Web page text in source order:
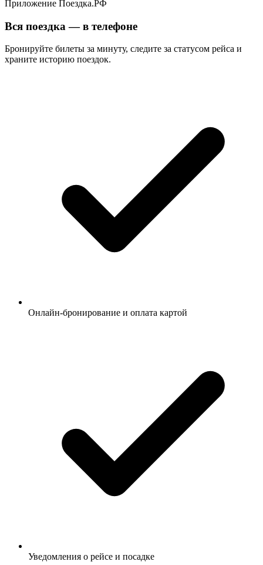
Приложение Поездка.РФ
Вся поездка — в телефоне
Бронируйте билеты за минуту, следите за статусом рейса и
храните историю поездок.
Онлайн-бронирование и оплата картой
Уведомления о рейсе и посадке